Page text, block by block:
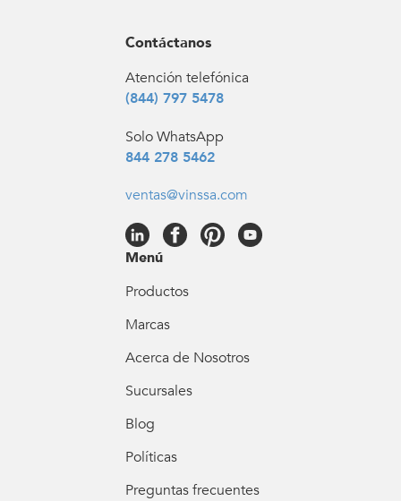
Contáctanos
Atención telefónica
(844) 797 5478
Solo WhatsApp
844 278 5462
ventas@vinssa.com
Menú
Productos
Marcas
Acerca de Nosotros
Sucursales
Blog
Políticas
Preguntas frecuentes